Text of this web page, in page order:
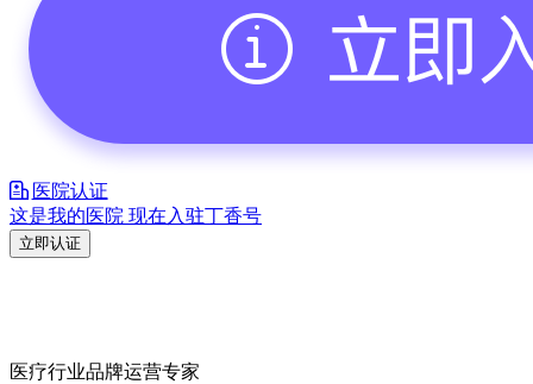
医院认证
这是我的医院 现在入驻丁香号
立即认证
医疗行业品牌运营专家